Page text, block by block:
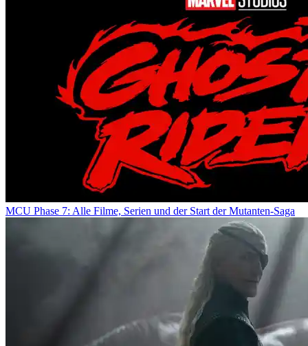
MCU Phase 7: Alle Filme, Serien und der Start der Mutanten-Saga